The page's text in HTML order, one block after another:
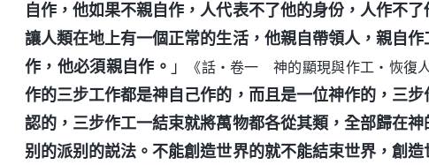
自作，他如果不親自作，人代表不了他的身份，人作不
讓人類在地上有一個正常的生活，他親自帶領人，親自
作，他必須親自作。 」 《話・卷一 神的顯現與作工・恢復
作的三步工作都是神自己作的，而且是一位神作的，三
認的，三步作工一結束就將萬物都各從其類，全部歸在
别的派别的説法。不能創造世界的就不能結束世界，創